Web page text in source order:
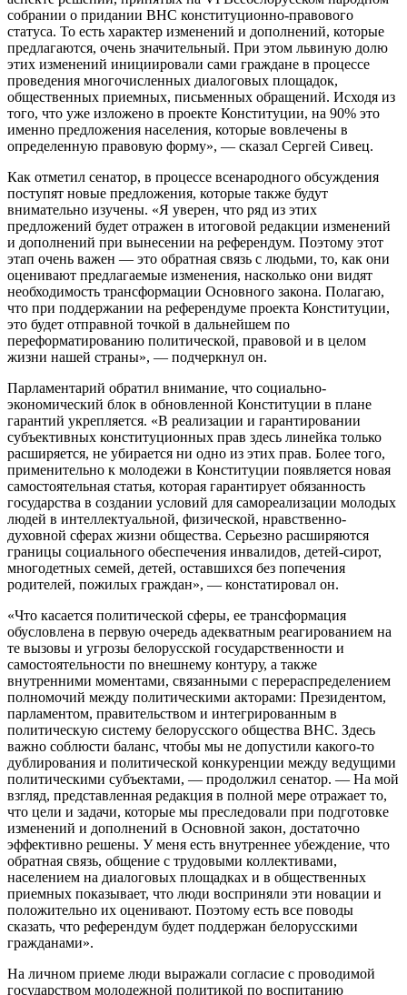
собрании о придании ВНС конституционно-правового
статуса. То есть характер изменений и дополнений, которые
предлагаются, очень значительный. При этом львиную долю
этих изменений инициировали сами граждане в процессе
проведения многочисленных диалоговых площадок,
общественных приемных, письменных обращений. Исходя из
того, что уже изложено в проекте Конституции, на 90% это
именно предложения населения, которые вовлечены в
определенную правовую форму», — сказал Сергей Сивец.
Как отметил сенатор, в процессе всенародного обсуждения
поступят новые предложения, которые также будут
внимательно изучены. «Я уверен, что ряд из этих
предложений будет отражен в итоговой редакции изменений
и дополнений при вынесении на референдум. Поэтому этот
этап очень важен — это обратная связь с людьми, то, как они
оценивают предлагаемые изменения, насколько они видят
необходимость трансформации Основного закона. Полагаю,
что при поддержании на референдуме проекта Конституции,
это будет отправной точкой в дальнейшем по
переформатированию политической, правовой и в целом
жизни нашей страны», — подчеркнул он.
Парламентарий обратил внимание, что социально-
экономический блок в обновленной Конституции в плане
гарантий укрепляется. «В реализации и гарантировании
субъективных конституционных прав здесь линейка только
расширяется, не убирается ни одно из этих прав. Более того,
применительно к молодежи в Конституции появляется новая
самостоятельная статья, которая гарантирует обязанность
государства в создании условий для самореализации молодых
людей в интеллектуальной, физической, нравственно-
духовной сферах жизни общества. Серьезно расширяются
границы социального обеспечения инвалидов, детей-сирот,
многодетных семей, детей, оставшихся без попечения
родителей, пожилых граждан», — констатировал он.
«Что касается политической сферы, ее трансформация
обусловлена в первую очередь адекватным реагированием на
те вызовы и угрозы белорусской государственности и
самостоятельности по внешнему контуру, а также
внутренними моментами, связанными с перераспределением
полномочий между политическими акторами: Президентом,
парламентом, правительством и интегрированным в
политическую систему белорусского общества ВНС. Здесь
важно соблюсти баланс, чтобы мы не допустили какого-то
дублирования и политической конкуренции между ведущими
политическими субъектами, — продолжил сенатор. — На мой
взгляд, представленная редакция в полной мере отражает то,
что цели и задачи, которые мы преследовали при подготовке
изменений и дополнений в Основной закон, достаточно
эффективно решены. У меня есть внутреннее убеждение, что
обратная связь, общение с трудовыми коллективами,
населением на диалоговых площадках и в общественных
приемных показывает, что люди восприняли эти новации и
положительно их оценивают. Поэтому есть все поводы
сказать, что референдум будет поддержан белорусскими
гражданами».
На личном приеме люди выражали согласие с проводимой
государством молодежной политикой по воспитанию